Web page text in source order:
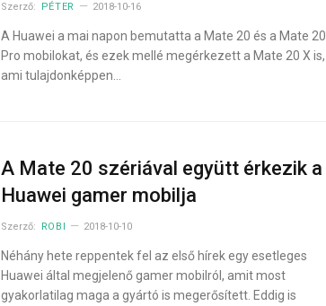
Szerző: PÉTER 2018-10-16
A Huawei a mai napon bemutatta a Mate 20 és a Mate 20
Pro mobilokat, és ezek mellé megérkezett a Mate 20 X is,
ami tulajdonképpen…
A Mate 20 szériával együtt érkezik a
Huawei gamer mobilja
Szerző: ROBI 2018-10-10
Néhány hete reppentek fel az első hírek egy esetleges
Huawei által megjelenő gamer mobilról, amit most
gyakorlatilag maga a gyártó is megerősített. Eddig is